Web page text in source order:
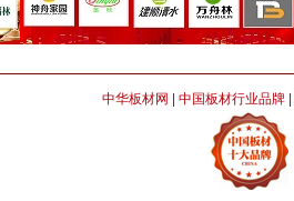
中华板材网 中国板材行业品牌|